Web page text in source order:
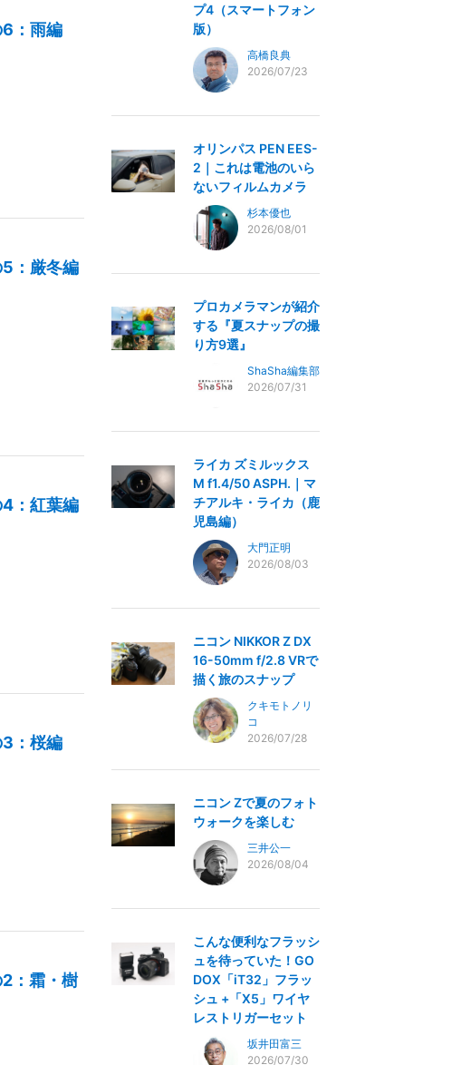
6：雨編
：厳冬編
：紅葉編
3：桜編
：霜・樹
プ4（スマートフォン
版）
高橋良典
2026/07/23
オリンパス PEN EES-
2｜これは電池のいら
ないフィルムカメラ
杉本優也
2026/08/01
プロカメラマンが紹介
する『夏スナップの撮
り方9選』
ShaSha編集部
2026/07/31
ライカ ズミルックス
M f1.4/50 ASPH.｜マ
チアルキ・ライカ（鹿
児島編）
大門正明
2026/08/03
ニコン NIKKOR Z DX
16-50mm f/2.8 VRで
描く旅のスナップ
クキモトノリ
コ
2026/07/28
ニコン Zで夏のフォト
ウォークを楽しむ
三井公一
2026/08/04
こんな便利なフラッシ
ュを待っていた！GO
DOX「iT32」フラッ
シュ +「X5」ワイヤ
レストリガーセット
坂井田富三
2026/07/30